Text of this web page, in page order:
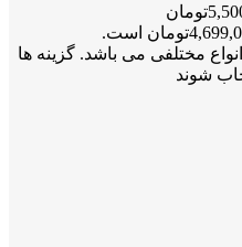
قیمت اصلی 5,500,000تومان
مختلفی می باشد. گزینه ها
شوند